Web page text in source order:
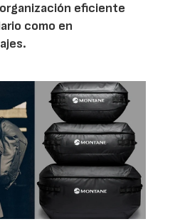
eficiente
como en